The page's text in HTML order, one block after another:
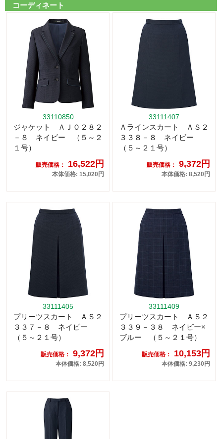
コーディネート
33110850
ジャケット ＡＪ０２８２
－８ ネイビー （５～２
１号）
販売価格： 16,522円
本体価格: 15,020円
33111407
Ａラインスカート ＡＳ２
３３８－８ ネイビー
（５～２１号）
販売価格： 9,372円
本体価格: 8,520円
33111405
プリーツスカート ＡＳ２
３３７－８ ネイビー
（５～２１号）
販売価格： 9,372円
本体価格: 8,520円
33111409
プリーツスカート ＡＳ２
３３９－３８ ネイビー×
ブルー （５～２１号）
販売価格： 10,153円
本体価格: 9,230円